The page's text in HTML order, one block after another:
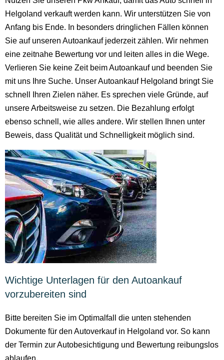
Helgoland verkauft werden kann. Wir unterstützen Sie von
Anfang bis Ende. In besonders dringlichen Fällen können
Sie auf unseren Autoankauf jederzeit zählen. Wir nehmen
eine zeitnahe Bewertung vor und leiten alles in die Wege.
Verlieren Sie keine Zeit beim Autoankauf und beenden Sie
mit uns Ihre Suche. Unser Autoankauf Helgoland bringt Sie
schnell Ihren Zielen näher. Es sprechen viele Gründe, auf
unsere Arbeitsweise zu setzen. Die Bezahlung erfolgt
ebenso schnell, wie alles andere. Wir stellen Ihnen unter
Beweis, dass Qualität und Schnelligkeit möglich sind.
Wichtige Unterlagen für den Autoankauf
vorzubereiten sind
Bitte bereiten Sie im Optimalfall die unten stehenden
Dokumente für den Autoverkauf in Helgoland vor. So kann
der Termin zur Autobesichtigung und Bewertung reibungslos